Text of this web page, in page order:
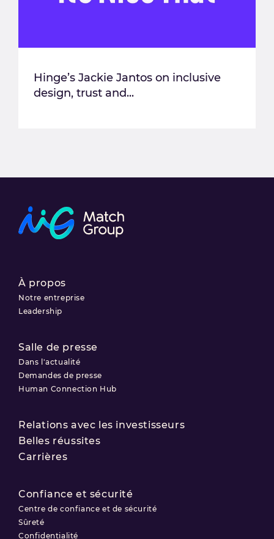
Hinge’s Jackie Jantos on inclusive
design, trust and...
À propos
Notre entreprise
Leadership
Salle de presse
Dans l'actualité
Demandes de presse
Human Connection Hub
Relations avec les investisseurs
Belles réussites
Carrières
Confiance et sécurité
Centre de confiance et de sécurité
Sûreté
Confidentialité